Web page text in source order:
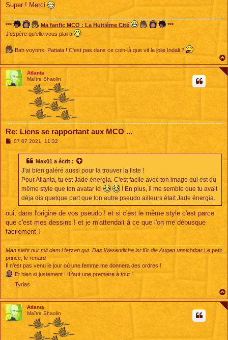
Super ! Merci
*** Ma fanfic MCO : La Huitième Cité
***
J'espère qu'elle vous plaira
Bah voyons, Pattala ! C'est pas dans ce coin-là que vit la jolie Indali ?
Atlanta
Maître Shaolin
Re: Liens se rapportant aux MCO ...
M07 07 2021, 11:32
Max01 a écrit :
J'ai bien galéré aussi pour la trouver la liste !
Pour Atlanta, tu est Jade énergia. C'est facile avec ton image qui est du
même style que ton avatar ici
! En plus, il me semble que tu avait
déja dis quelque part que ton autre pseudo ailleurs était Jade énergia.
oui, dans l'origine de vos pseudo ! et si c'est le même style c'est parce
que c'est mes dessins ! et je m'attendait à ce que l'on me débusque
facilement !
Man sieht nur mit dem Herzen gut. Das Wesentliche ist für die Augen unsichtbar
Le petit
prince, le renard
Il n'est pas venu le jour où une femme me donnera des ordres !
Et bien si justement ! Il faut une première à tout !
Tyrias
Atlanta
Maître Shaolin